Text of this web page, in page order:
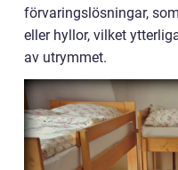
förvaringslösningar,
eller hyllor, vilket
av utrymmet.